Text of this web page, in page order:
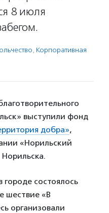
8 июля
, Корпоративная
выступили фонд
добра»,
«Норильский
городе состоялось
шествие «В
организовали